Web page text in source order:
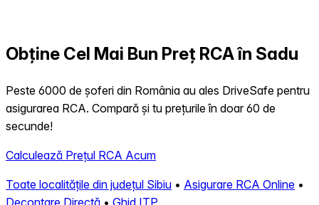
Obține Cel Mai Bun Preț RCA în Sadu
Peste 6000 de șoferi din România au ales DriveSafe pentru
asigurarea RCA. Compară și tu prețurile în doar 60 de
secunde!
Calculează Prețul RCA Acum
Toate localitățile din județul Sibiu • Asigurare RCA Online •